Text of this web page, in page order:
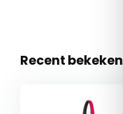
Recent bekeken